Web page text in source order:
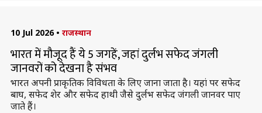
10 Jul 2026 • राजस्थान
भारत में मौजूद हैं ये 5 जगहें, जहां दुर्लभ सफेद जंगली
जानवरों को देखना है संभव
भारत अपनी प्राकृतिक विविधता के लिए जाना जाता है। यहां पर सफेद
बाघ, सफेद शेर और सफेद हाथी जैसे दुर्लभ सफेद जंगली जानवर पाए
जाते हैं।